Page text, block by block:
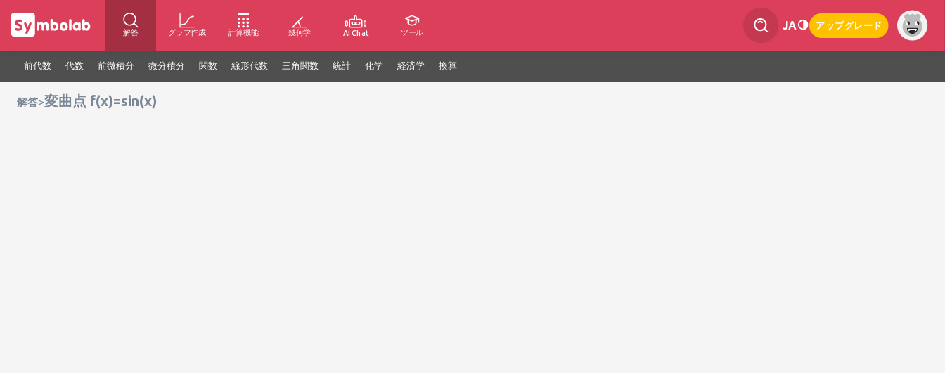
解答 グラフ作成 計算機能 幾何学 AI Chat ツール
JA アップグレード
前代数 代数 前微積分 微分積分 関数 線形代数 三角関数 統計 化学 経済学 換算
解答>変曲点 f(x)=sin(x)